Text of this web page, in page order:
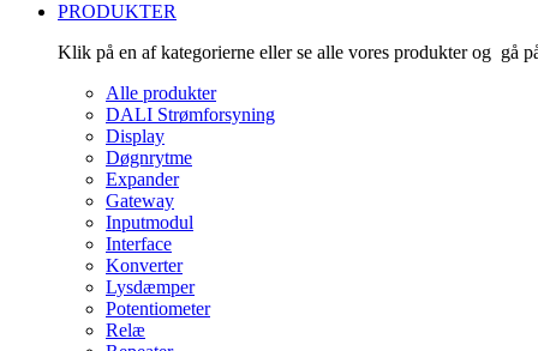
PRODUKTER
Klik på en af kategorierne eller se alle vores produkter og gå
Alle produkter
DALI Strømforsyning
Display
Døgnrytme
Expander
Gateway
Inputmodul
Interface
Konverter
Lysdæmper
Potentiometer
Relæ